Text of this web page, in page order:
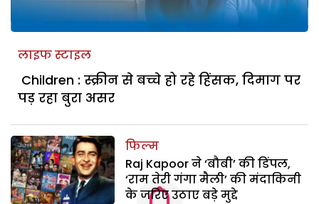
लाइफ स्टाइल
Children : स्क्रीन से बच्चे हो रहे हिंसक, दिमाग पर
पड़ रहा बुरा असर
फिल्म
Raj Kapoor ने ‘बौबी’ की डिंपल,
‘राम तेरी गंगा मैली’ की मंदाकिनी
के जरिए उठाए बड़े मुद्दे